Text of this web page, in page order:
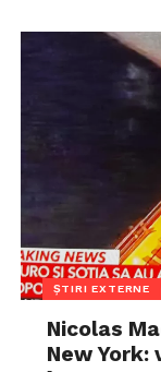
ȘTIRI EXTERNE
Nicolas
New York: